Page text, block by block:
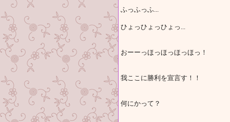
ふっふっふ...
ひょっひょっひょっ...
おーーっほっほっほっほっ！
我ここに勝利を宣言す！！
何にかって？